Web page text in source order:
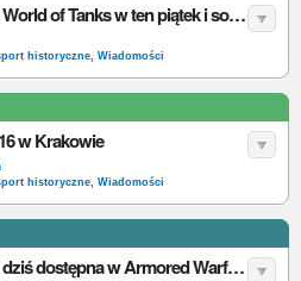
Mistrzostwa Świata World of Tanks w ten piątek i sobotę w Warszawie!
historyczne, Wiadomości
w Krakowie
historyczne, Wiadomości
Aktualizacja 0.14 od dziś dostępna w Armored Warfare. System powtórek i wiele więcej